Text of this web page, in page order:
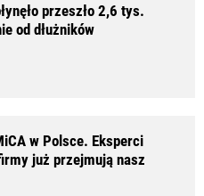
przeszło 2,6 tys.
od dłużników
w Polsce. Eksperci
już przejmują nasz